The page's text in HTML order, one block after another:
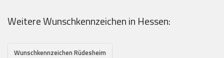
Weitere Wunschkennzeichen in Hessen:
Wunschkennzeichen Rüdesheim